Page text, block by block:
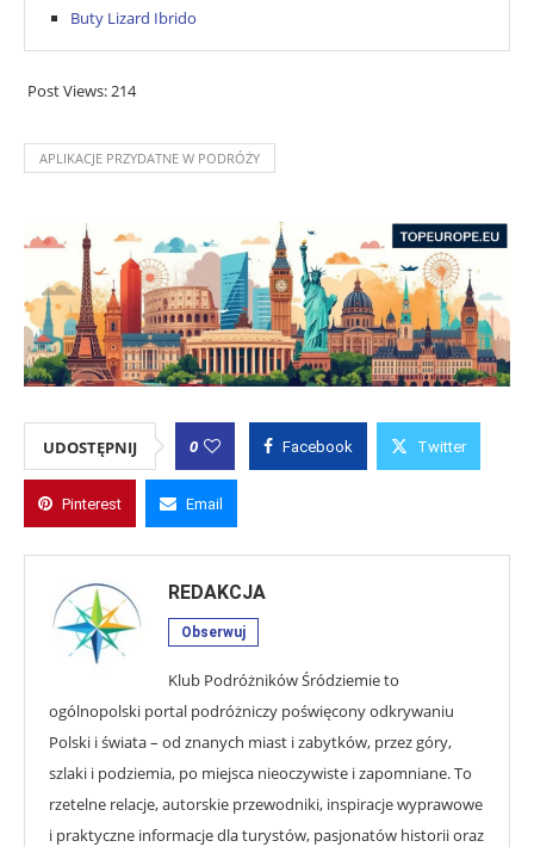
Buty Lizard Ibrido
Post Views:214
APLIKACJE PRZYDATNE W PODRÓŻY
UDOSTĘPNIJ 0 Facebook Twitter
Pinterest Email
REDAKCJA
Obserwuj
Klub Podróżników Śródziemie to
ogólnopolski portal podróżniczy poświęcony odkrywaniu
Polski i świata – od znanych miast i zabytków, przez góry,
szlaki i podziemia, po miejsca nieoczywiste i zapomniane. To
rzetelne relacje, autorskie przewodniki, inspiracje wyprawowe
i praktyczne informacje dla turystów, pasjonatów historii oraz